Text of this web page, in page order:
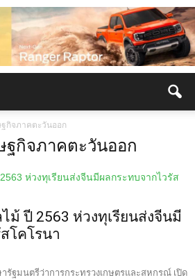
ฐกิจภาคตะวันออก
ฐกิจภาคตะวันออก
ม้ ปี 2563 ห่วงทุเรียนส่งจีนมี
โคโรนา
ฐมนตรีว่าการกระทรวงเกษตรและสหกรณ์ เปิด